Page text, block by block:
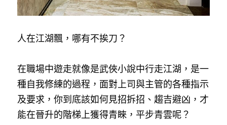
人在江湖飄，哪有不挨刀？
在職場中遊走就像是武俠小說中行走江湖，是一
種自我修練的過程，面對上司與主管的各種指示
及要求，你到底該如何見招拆招、趨吉避凶，才
能在晉升的階梯上獲得青睞，平步青雲呢？